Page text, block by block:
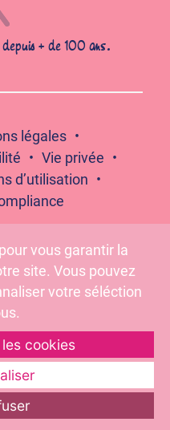
+ de 100 ans.
légales
Vie privée
d’utilisation
entre les repas –
vous garantir la
site. Vous pouvez
votre séléction
cookies